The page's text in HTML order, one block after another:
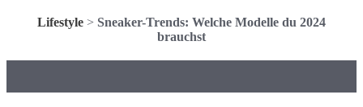
Lifestyle > Sneaker-Trends: Welche Modelle du 2024
brauchst